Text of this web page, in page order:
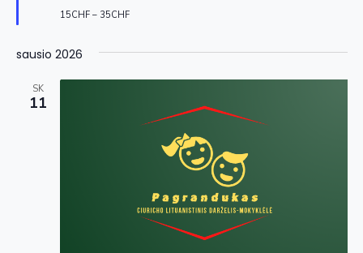
15CHF – 35CHF
sausio 2026
SK
11